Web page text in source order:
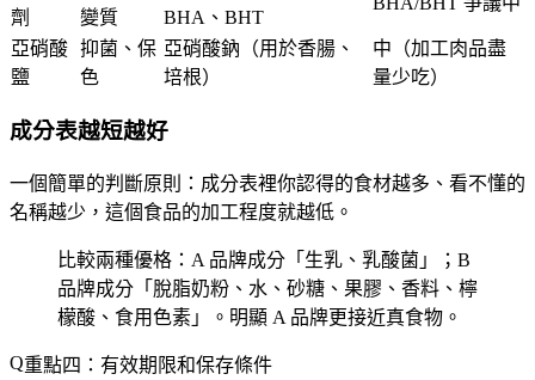
劑
變質
BHA、BHT
亞硝酸
鹽
抑菌、保
色
亞硝酸鈉（用於香腸、
培根）
中（加工肉品盡
量少吃）
成分表越短越好
一個簡單的判斷原則：成分表裡你認得的食材越多、看不懂的
名稱越少，這個食品的加工程度就越低。
比較兩種優格：A 品牌成分「生乳、乳酸菌」；B
品牌成分「脫脂奶粉、水、砂糖、果膠、香料、檸
檬酸、食用色素」。明顯 A 品牌更接近真食物。
重點四：有效期限和保存條件